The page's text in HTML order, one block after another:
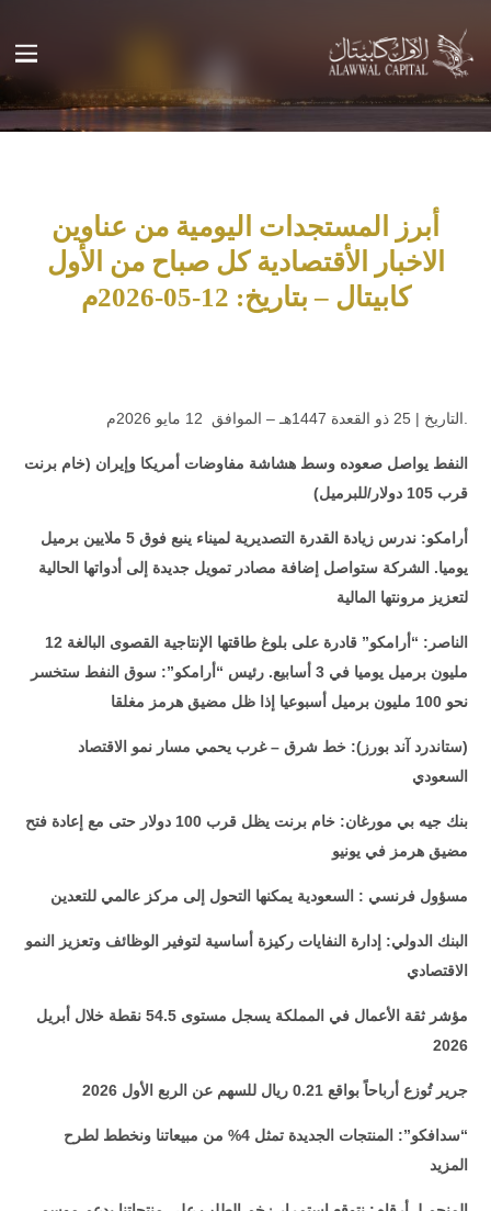
أبرز المستجدات اليومية من عناوين
الاخبار الأقتصادية كل صباح من الأول
كابيتال – بتاريخ: 12-05-2026م
.التاريخ | 25 ذو القعدة 1447هـ – الموافق 12 مايو 2026م
النفط يواصل صعوده وسط هشاشة مفاوضات أمريكا وإيران (خام برنت
قرب 105 دولار/للبرميل)
أرامكو: ندرس زيادة القدرة التصديرية لميناء ينبع فوق 5 ملايين برميل
يوميا. الشركة ستواصل ​إضافة مصادر تمويل جديدة ‌إلى ‌أدواتها ​الحالية ​
لتعزيز ​مرونتها ​المالية
الناصر: “أرامكو” قادرة على بلوغ طاقتها الإنتاجية القصوى البالغة 12
مليون برميل يوميا في 3 أسابيع. رئيس “أرامكو”: سوق النفط ستخسر
نحو 100 مليون برميل أسبوعيا إذا ظل مضيق هرمز مغلقا
(ستاندرد آند بورز): خط شرق – غرب يحمي مسار نمو الاقتصاد
السعودي
بنك جيه بي مورغان: خام برنت يظل قرب 100 دولار حتى مع إعادة فتح
مضيق هرمز في يونيو
مسؤول فرنسي : السعودية يمكنها التحول إلى مركز عالمي للتعدين
البنك الدولي: إدارة النفايات ركيزة أساسية لتوفير الوظائف وتعزيز النمو
الاقتصادي
مؤشر ثقة الأعمال في المملكة يسجل مستوى 54.5 نقطة خلال أبريل
2026
جرير تُوزع أرباحاً بواقع 0.21 ريال للسهم عن الربع الأول 2026
“سدافكو”: المنتجات الجديدة تمثل 4% من مبيعاتنا ونخطط لطرح
المزيد